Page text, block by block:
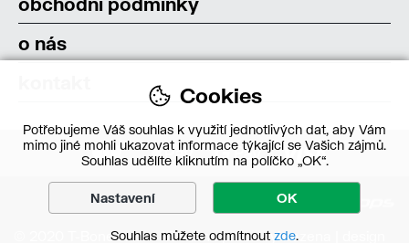
o nás
© 2020 T-Bone s.r.o. – Všechna práva vyhrazena | design
Cookies
Potřebujeme Váš souhlas k využití jednotlivých dat, aby Vám
mimo jiné mohli ukazovat informace týkající se Vašich zájmů.
Souhlas udělíte kliknutím na políčko „OK“.
Nastavení OK
Souhlas můžete odmítnout zde.